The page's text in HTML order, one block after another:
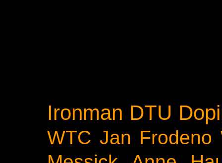
Ironman DTU
WTC Jan Frodeno